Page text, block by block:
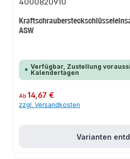
ASW
Verfügbar, Zustellung
Kalendertagen
Regulärer Preis:
Ab14,67 €
zzgl. Versandkosten
Varianten